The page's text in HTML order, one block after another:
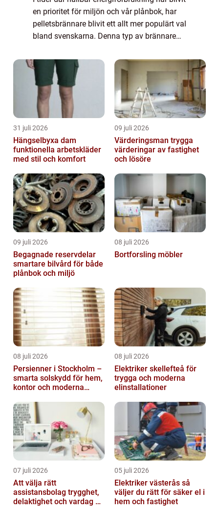
en prioritet för miljön och vår plånbok, har
pelletsbrännare blivit ett allt mer populärt val
bland svenskarna. Denna typ av brännare
31 juli 2026
Hängselbyxa dam
funktionella arbetskläder
med stil och komfort
09 juli 2026
Värderingsman trygga
värderingar av fastighet
och lösöre
09 juli 2026
Begagnade reservdelar
smartare bilvård för både
plånbok och miljö
08 juli 2026
Bortforsling möbler
08 juli 2026
Persienner i Stockholm –
smarta solskydd för hem,
kontor och moderna
08 juli 2026
Elektriker skellefteå för
trygga och moderna
elinstallationer
07 juli 2026
Att välja rätt
assistansbolag trygghet,
delaktighet och vardag på
05 juli 2026
Elektriker västerås så
väljer du rätt för säker el i
hem och fastighet